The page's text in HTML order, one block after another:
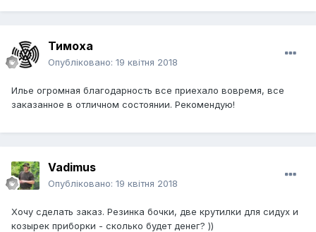
Тимоха
Опубліковано: 19 квітня 2018
Илье огромная благодарность все приехало вовремя, все
заказанное в отличном состоянии. Рекомендую!
Vadimus
Опубліковано: 19 квітня 2018
Хочу сделать заказ. Резинка бочки, две крутилки для сидух и
козырек приборки - сколько будет денег? ))